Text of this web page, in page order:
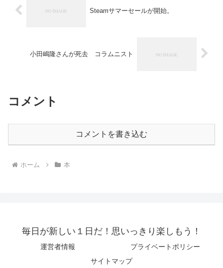
Steamサマーセールが開始。
小田嶋隆さんが死去 コラムニスト
コメント
コメントを書き込む
ホーム 本
毎日が新しい１日だ！思いっきり楽しもう！
運営者情報
プライベートポリシー
サイトマップ